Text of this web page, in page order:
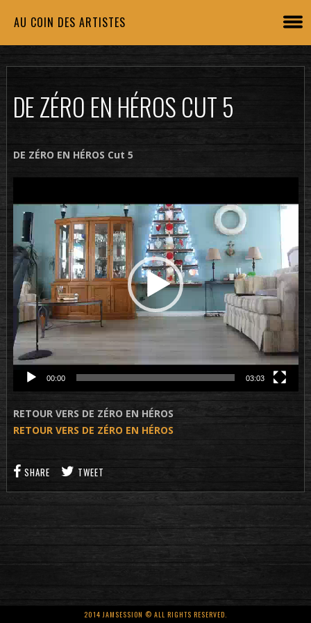
AU COIN DES ARTISTES
DE ZÉRO EN HÉROS CUT 5
DE ZÉRO EN HÉROS Cut 5
vidéo
00:00 03:03
RETOUR VERS DE ZÉRO EN HÉROS
RETOUR VERS DE ZÉRO EN HÉROS
SHARE TWEET
2014 JAMSESSION © ALL RIGHTS RESERVED.